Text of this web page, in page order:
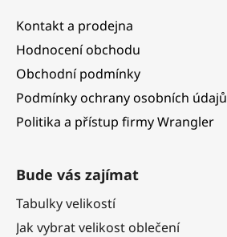
Kontakt a prodejna
Hodnocení obchodu
Obchodní podmínky
Podmínky ochrany osobních údajů
Politika a přístup firmy Wrangler
Bude vás zajímat
Tabulky velikostí
Jak vybrat velikost oblečení